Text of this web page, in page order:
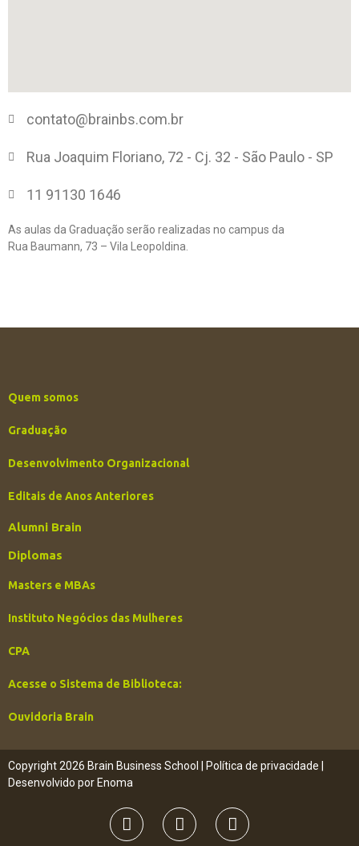
contato@brainbs.com.br
Rua Joaquim Floriano, 72 - Cj. 32 - São Paulo - SP
11 91130 1646
As aulas da Graduação serão realizadas no campus da
Rua Baumann, 73 – Vila Leopoldina.
Quem somos
Graduação
Desenvolvimento Organizacional
Editais de Anos Anteriores
Alumni Brain
Diplomas
Masters e MBAs
Instituto Negócios das Mulheres
CPA
Acesse o Sistema de Biblioteca:
Ouvidoria Brain
Copyright 2026 Brain Business School | Política de privacidade
Desenvolvido por Enoma